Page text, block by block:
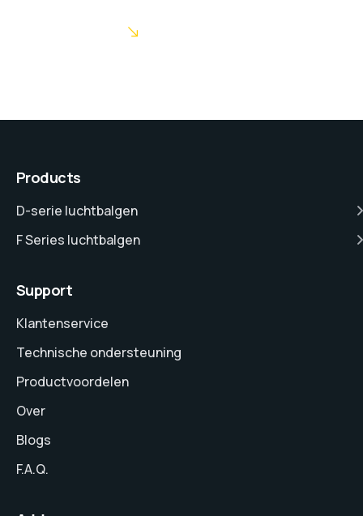
Products
D-serie luchtbalgen
F Series luchtbalgen
Support
Klantenservice
Technische ondersteuning
Productvoordelen
Over
Blogs
F.A.Q.